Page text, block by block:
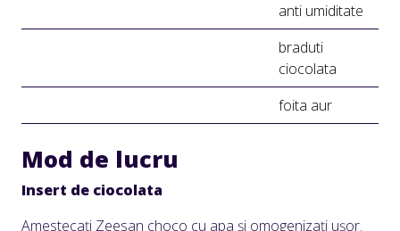
anti umiditate
braduti
ciocolata
foita aur
Mod de lucru
Insert de ciocolata
Amestecați Zeesan choco cu apa și omogenizați ușor.